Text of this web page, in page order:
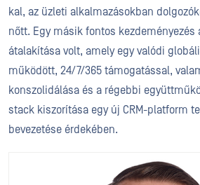
kal, az üzleti alkalmazásokban
nőtt. Egy másik fontos kezdeményezés
átalakítása volt, amely egy valódi
működött, 24/7/365 támogatással,
konszolidálása és a régebbi
stack kiszorítása egy új CRM-platform
bevezetése érdekében.